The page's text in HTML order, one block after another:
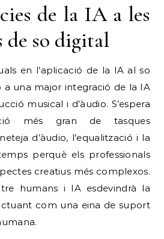
de la IA a les
de so digital
en l’aplicació de la IA al so
una major integració de la IA
musical i d’àudio. S’espera
més gran de tasques
d’àudio, l’equalització i la
perquè els professionals
creatius més complexos.
humans i IA esdevindrà la
com una eina de suport